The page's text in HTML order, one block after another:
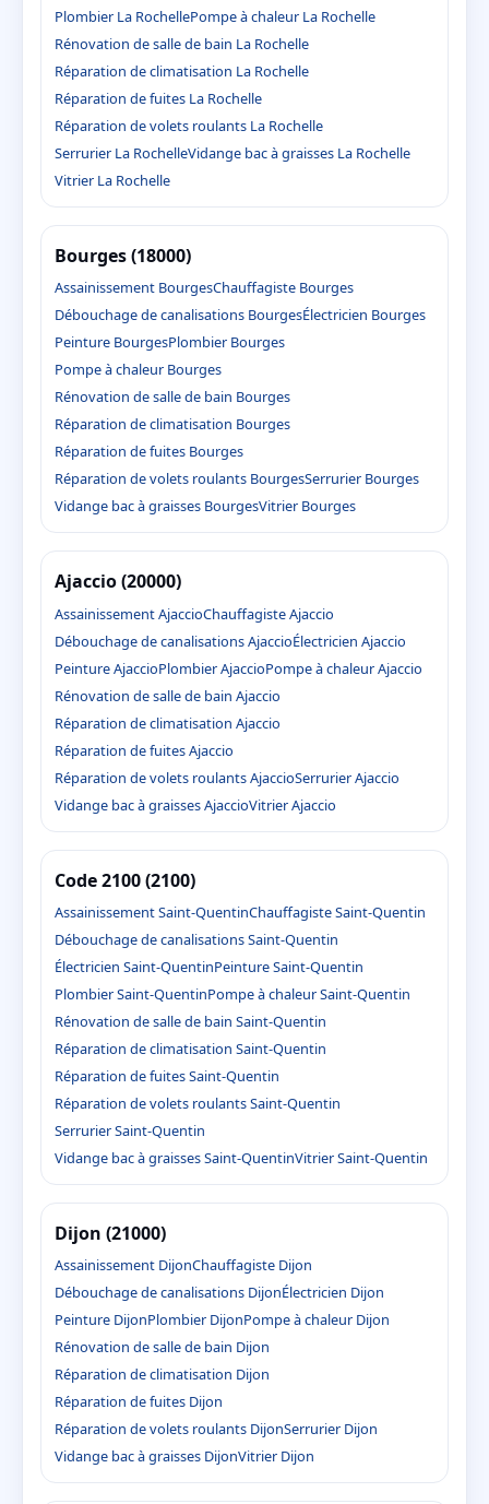
Plombier La RochellePompe à chaleur La Rochelle
Rénovation de salle de bain La Rochelle
Réparation de climatisation La Rochelle
Réparation de fuites La Rochelle
Réparation de volets roulants La Rochelle
Serrurier La RochelleVidange bac à graisses La Rochelle
Vitrier La Rochelle
Bourges (18000)
Assainissement BourgesChauffagiste Bourges
Débouchage de canalisations BourgesÉlectricien Bourges
Peinture BourgesPlombier Bourges
Pompe à chaleur Bourges
Rénovation de salle de bain Bourges
Réparation de climatisation Bourges
Réparation de fuites Bourges
Réparation de volets roulants BourgesSerrurier Bourges
Vidange bac à graisses BourgesVitrier Bourges
Ajaccio (20000)
Assainissement AjaccioChauffagiste Ajaccio
Débouchage de canalisations AjaccioÉlectricien Ajaccio
Peinture AjaccioPlombier AjaccioPompe à chaleur Ajaccio
Rénovation de salle de bain Ajaccio
Réparation de climatisation Ajaccio
Réparation de fuites Ajaccio
Réparation de volets roulants AjaccioSerrurier Ajaccio
Vidange bac à graisses AjaccioVitrier Ajaccio
Code 2100 (2100)
Assainissement Saint-QuentinChauffagiste Saint-Quentin
Débouchage de canalisations Saint-Quentin
Électricien Saint-QuentinPeinture Saint-Quentin
Plombier Saint-QuentinPompe à chaleur Saint-Quentin
Rénovation de salle de bain Saint-Quentin
Réparation de climatisation Saint-Quentin
Réparation de fuites Saint-Quentin
Réparation de volets roulants Saint-Quentin
Serrurier Saint-Quentin
Vidange bac à graisses Saint-QuentinVitrier Saint-Quentin
Dijon (21000)
Assainissement DijonChauffagiste Dijon
Débouchage de canalisations DijonÉlectricien Dijon
Peinture DijonPlombier DijonPompe à chaleur Dijon
Rénovation de salle de bain Dijon
Réparation de climatisation Dijon
Réparation de fuites Dijon
Réparation de volets roulants DijonSerrurier Dijon
Vidange bac à graisses DijonVitrier Dijon